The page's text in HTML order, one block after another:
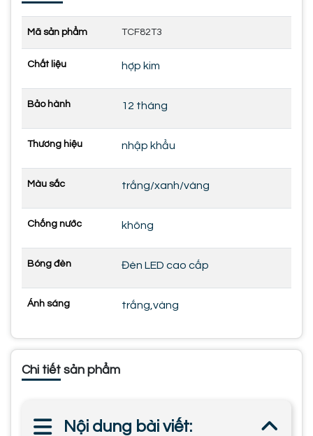
Mã sản phẩm TCF82T3
Chất liệu hợp kim
Bảo hành 12 tháng
Thương hiệu nhập khẩu
Màu sắc trắng/xanh/vàng
Chống nước không
Bóng đèn Đèn LED cao cấp
Ánh sáng trắng,vàng
Chi tiết sản phẩm
Nội dung bài viết: